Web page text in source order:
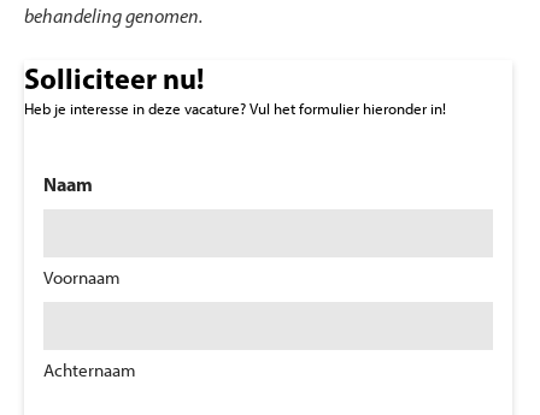
behandeling genomen.
Solliciteer nu!
Heb je interesse in deze vacature? Vul het formulier hieronder in!
Naam
Voornaam
Achternaam